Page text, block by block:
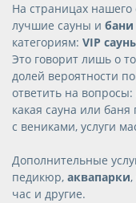
На страницах
лучшие сауны и бани
категориям: VIP
Это говорит лишь о
долей вероятности
ответить на вопросы:
какая сауна или
с вениками, услуги
Дополнительные
педикюр, аквапарки,
час и другие.